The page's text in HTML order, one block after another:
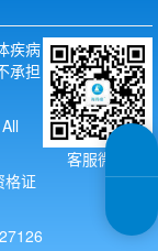
客服微信
疾病
承担
格证